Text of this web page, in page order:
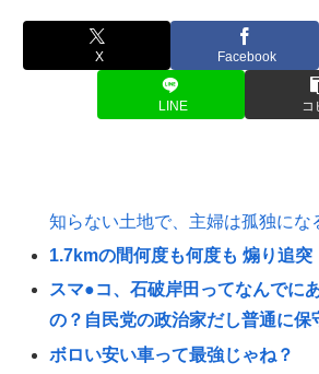
X Facebook
LINE コ
知らない土地で、主婦は孤独にな
1.7kmの間何度も何度も 煽り追突
スマ●コ、石破岸田ってなんでに
の？自民党の政治家だし普通に保
ボロい安い車って最強じゃね？